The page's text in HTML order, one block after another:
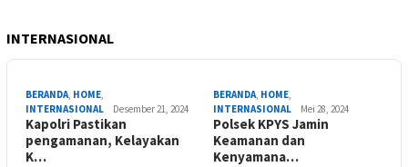
INTERNASIONAL
BERANDA, HOME,
INTERNASIONAL
Desember 21, 2024
Kapolri Pastikan
pengamanan, Kelayakan
K…
BERANDA, HOME,
INTERNASIONAL
Mei 28, 2024
Polsek KPYS Jamin
Keamanan dan
Kenyamana…